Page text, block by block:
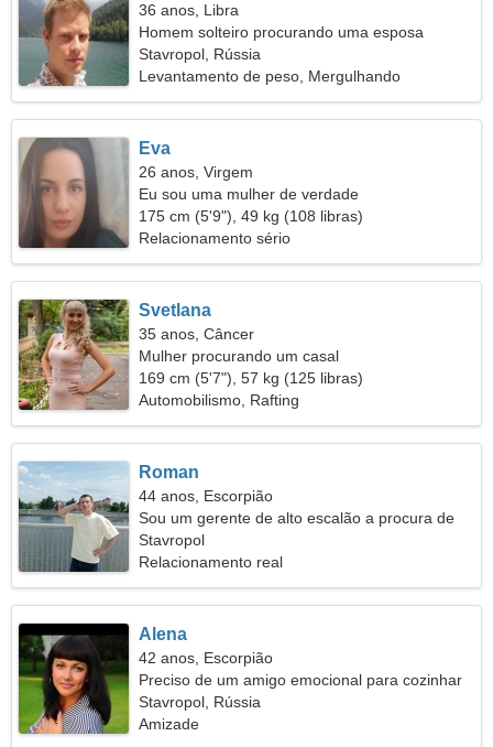
36 anos, Libra
Homem solteiro procurando uma esposa
Stavropol, Rússia
Levantamento de peso, Mergulhando
Eva
26 anos, Virgem
Eu sou uma mulher de verdade
175 cm (5'9"), 49 kg (108 libras)
Relacionamento sério
Svetlana
35 anos, Câncer
Mulher procurando um casal
169 cm (5'7"), 57 kg (125 libras)
Automobilismo, Rafting
Roman
44 anos, Escorpião
Sou um gerente de alto escalão a procura de
uma mulher incomum
Stavropol
Relacionamento real
Alena
42 anos, Escorpião
Preciso de um amigo emocional para cozinhar
juntos
Stavropol, Rússia
Amizade